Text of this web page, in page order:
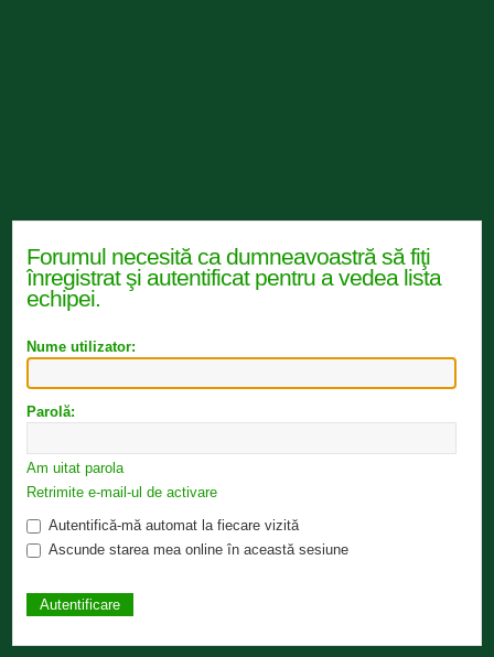
Forumul necesită ca dumneavoastră să fiţi
înregistrat şi autentificat pentru a vedea lista
echipei.
Nume utilizator:
Parolă:
Am uitat parola
Retrimite e-mail-ul de activare
Autentifică-mă automat la fiecare vizită
Ascunde starea mea online în această sesiune